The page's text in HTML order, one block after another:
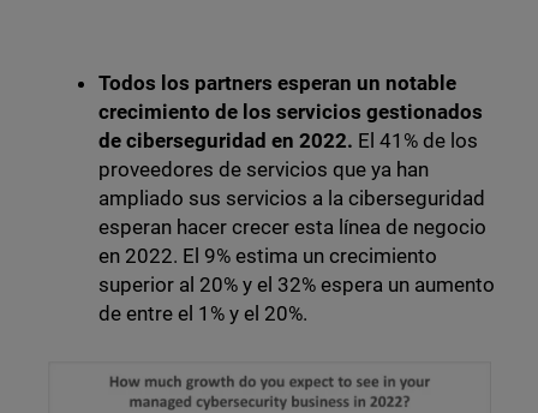
Todos los partners esperan un notable
crecimiento de los servicios gestionados
de ciberseguridad en 2022. El 41% de los
proveedores de servicios que ya han
ampliado sus servicios a la ciberseguridad
esperan hacer crecer esta línea de negocio
en 2022. El 9% estima un crecimiento
superior al 20% y el 32% espera un aumento
de entre el 1% y el 20%.